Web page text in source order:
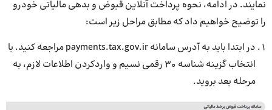
نمایند. در ادامه، نحوه پرداخت آنلاین قبوض و بدهی مالیاتی خودرو
را توضیح خواهیم داد که مطابق مراحل زیر است:
در ابتدا باید به آدرس سامانه payments.tax.gov.ir مراجعه کنید. با
انتخاب گزینه شناسه ۳۰ رقمی نسیم و واردکردن اطلاعات لازم، به
مرحله بعد بروید.